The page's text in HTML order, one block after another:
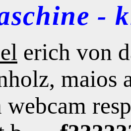
-
erich von
maios
webcam